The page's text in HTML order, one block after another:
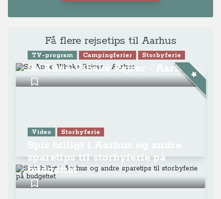
Få flere rejsetips til Aarhus
TV-program Campingferier Storbyferie
Se Anne-Vibeke Rejser - Aarhus
Video Storbyferie
sparetips til storbyferie på
budgettet